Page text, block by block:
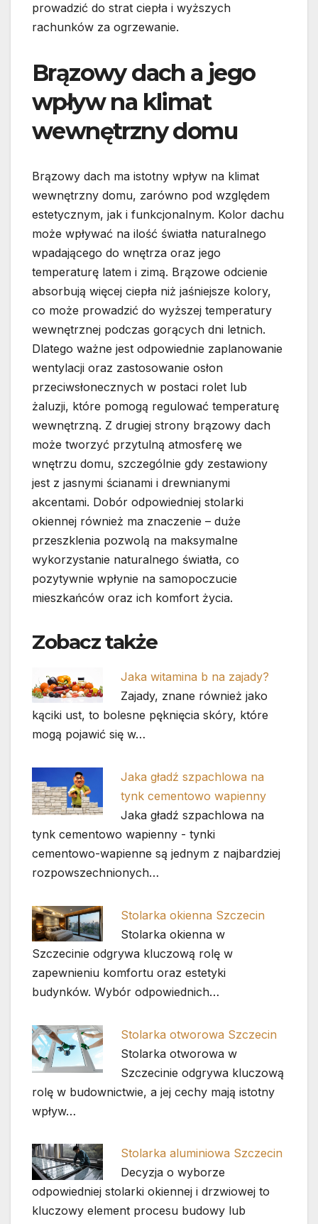
prowadzić do strat ciepła i wyższych
rachunków za ogrzewanie.
Brązowy dach a jego
wpływ na klimat
wewnętrzny domu
Brązowy dach ma istotny wpływ na klimat
wewnętrzny domu, zarówno pod względem
estetycznym, jak i funkcjonalnym. Kolor dachu
może wpływać na ilość światła naturalnego
wpadającego do wnętrza oraz jego
temperaturę latem i zimą. Brązowe odcienie
absorbują więcej ciepła niż jaśniejsze kolory,
co może prowadzić do wyższej temperatury
wewnętrznej podczas gorących dni letnich.
Dlatego ważne jest odpowiednie zaplanowanie
wentylacji oraz zastosowanie osłon
przeciwsłonecznych w postaci rolet lub
żaluzji, które pomogą regulować temperaturę
wewnętrzną. Z drugiej strony brązowy dach
może tworzyć przytulną atmosferę we
wnętrzu domu, szczególnie gdy zestawiony
jest z jasnymi ścianami i drewnianymi
akcentami. Dobór odpowiedniej stolarki
okiennej również ma znaczenie – duże
przeszklenia pozwolą na maksymalne
wykorzystanie naturalnego światła, co
pozytywnie wpłynie na samopoczucie
mieszkańców oraz ich komfort życia.
Zobacz także
Jaka witamina b na zajady?
Zajady, znane również jako
kąciki ust, to bolesne pęknięcia skóry, które
mogą pojawić się w…
Jaka gładź szpachlowa na
tynk cementowo wapienny
Jaka gładź szpachlowa na
tynk cementowo wapienny - tynki
cementowo-wapienne są jednym z najbardziej
rozpowszechnionych…
Stolarka okienna Szczecin
Stolarka okienna w
Szczecinie odgrywa kluczową rolę w
zapewnieniu komfortu oraz estetyki
budynków. Wybór odpowiednich…
Stolarka otworowa Szczecin
Stolarka otworowa w
Szczecinie odgrywa kluczową
rolę w budownictwie, a jej cechy mają istotny
wpływ…
Stolarka aluminiowa Szczecin
Decyzja o wyborze
odpowiedniej stolarki okiennej i drzwiowej to
kluczowy element procesu budowy lub